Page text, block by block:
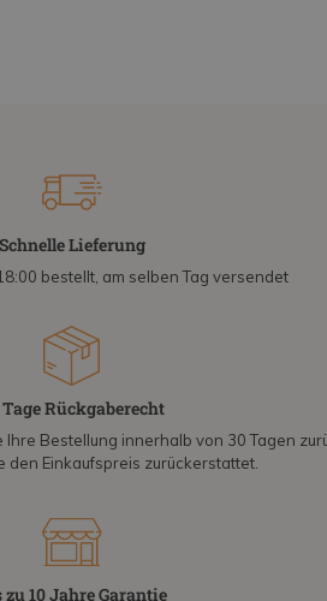
Schnelle Lieferung
bestellt, am selben Tag versendet
Rückgaberecht
Ihre Bestellung innerhalb von 30 Tagen
den Einkaufspreis zurückerstattet.
zu 10 Jahre Garantie